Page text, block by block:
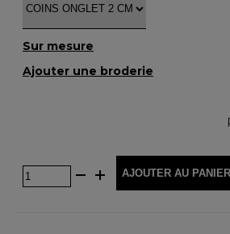
Sur mesure
Ajouter une broderie
AJOUTER AU PANIER